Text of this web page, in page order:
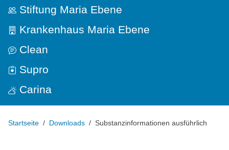
Stiftung Maria Ebene
Krankenhaus Maria Ebene
Clean
Supro
Carina
Startseite Downloads Substanzinformationen ausführlich